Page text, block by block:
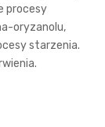
procesy
oryzanolu,
starzenia.